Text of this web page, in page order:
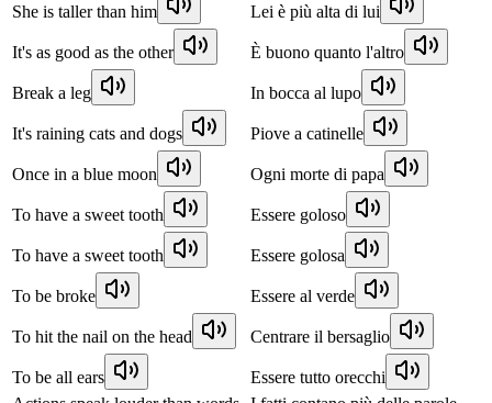
She is taller than him Lei è più alta di lui
It's as good as the other È buono quanto l'altro
Break a leg In bocca al lupo
It's raining cats and dogs Piove a catinelle
Once in a blue moon Ogni morte di papa
To have a sweet tooth Essere goloso
To have a sweet tooth Essere golosa
To be broke Essere al verde
To hit the nail on the head Centrare il bersaglio
To be all ears
Essere tutto orecchi